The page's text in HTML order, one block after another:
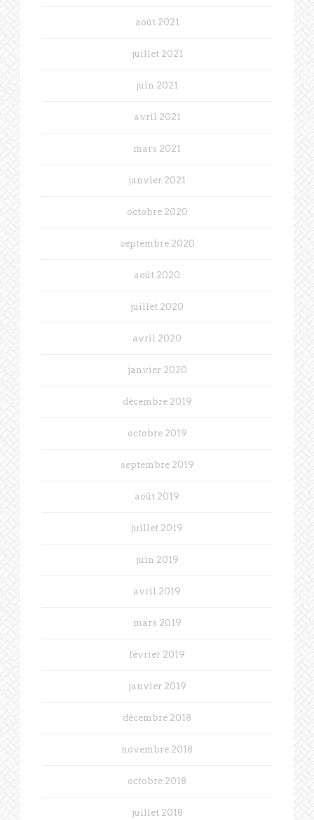
août 2021
juillet 2021
juin 2021
avril 2021
mars 2021
janvier 2021
octobre 2020
septembre 2020
août 2020
juillet 2020
avril 2020
janvier 2020
décembre 2019
octobre 2019
septembre 2019
août 2019
juillet 2019
juin 2019
avril 2019
mars 2019
février 2019
janvier 2019
décembre 2018
novembre 2018
octobre 2018
juillet 2018